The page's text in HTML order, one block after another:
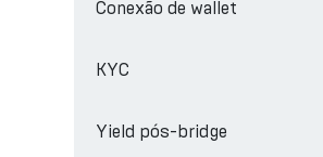
Conexão de wallet
KYC
Yield pós-bridge